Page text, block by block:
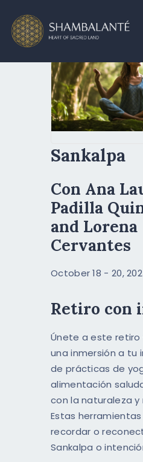
ABOUT US
EVENTS
BLOG
CONTACT US
ENGLISH
Sankalpa
Con Ana
Padilla
and Lorena
Cervantes
October 18 - 20,
Retiro con
Únete a este
una inmersión a tu
de prácticas de
alimentación
con la naturaleza y
Estas
recordar o
Sankalpa o